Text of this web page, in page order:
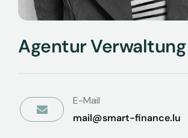
Agentur Verwaltung
E-Mail
mail@smart-finance.lu